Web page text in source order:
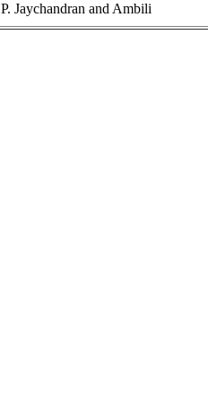
P. Jaychandran and Ambili